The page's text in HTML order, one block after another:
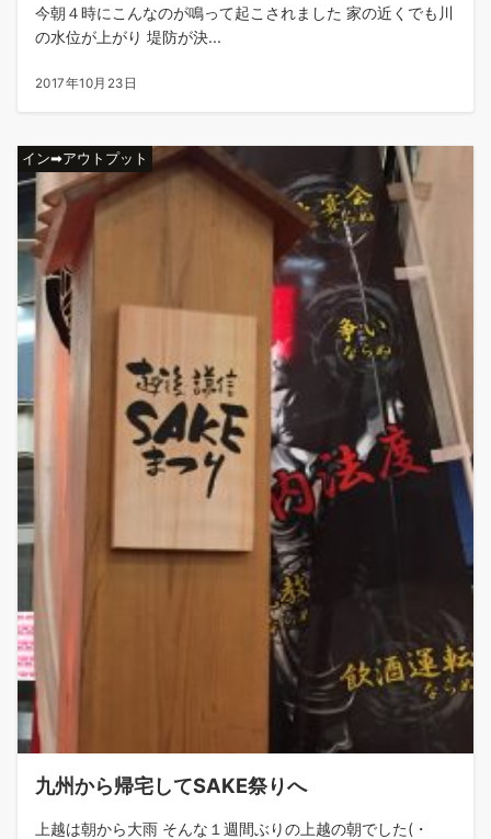
今朝４時にこんなのが鳴って起こされました 家の近くでも川
の水位が上がり 堤防が決...
2017年10月23日
イン➡アウトプット
九州から帰宅してSAKE祭りへ
上越は朝から大雨 そんな１週間ぶりの上越の朝でした(・